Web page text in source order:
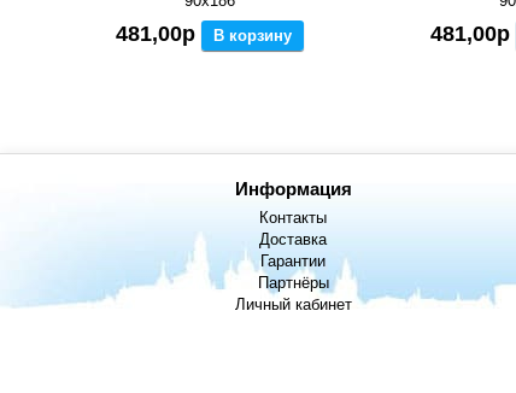
481,00р В корзину 481,00р
Информация
Контакты
Доставка
Гарантии
Партнёры
Личный кабинет